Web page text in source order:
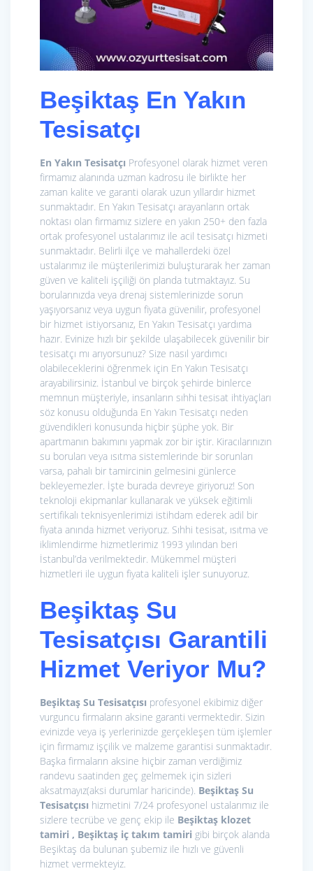
Beşiktaş En Yakın
Tesisatçı
En Yakın Tesisatçı Profesyonel olarak hizmet veren
firmamız alanında uzman kadrosu ile birlikte her
zaman kalite ve garanti olarak uzun yıllardır hizmet
sunmaktadır. En Yakın Tesisatçı arayanların ortak
noktası olan firmamız sizlere en yakın 250+ den fazla
ortak profesyonel ustalarımız ile acil tesisatçı hizmeti
sunmaktadır. Belirli ilçe ve mahallerdeki özel
ustalarımız ile müşterilerimizi buluşturarak her zaman
güven ve kaliteli işçiliği ön planda tutmaktayız. Su
borularınızda veya drenaj sistemlerinizde sorun
yaşıyorsanız veya uygun fiyata güvenilir, profesyonel
bir hizmet istiyorsanız, En Yakın Tesisatçı yardıma
hazır. Evinize hızlı bir şekilde ulaşabilecek güvenilir bir
tesisatçı mı arıyorsunuz? Size nasıl yardımcı
olabileceklerini öğrenmek için En Yakın Tesisatçı
arayabilirsiniz. İstanbul ve birçok şehirde binlerce
memnun müşteriyle, insanların sıhhi tesisat ihtiyaçları
söz konusu olduğunda En Yakın Tesisatçı neden
güvendikleri konusunda hiçbir şüphe yok. Bir
apartmanın bakımını yapmak zor bir iştir. Kiracılarınızın
su boruları veya ısıtma sistemlerinde bir sorunları
varsa, pahalı bir tamircinin gelmesini günlerce
bekleyemezler. İşte burada devreye giriyoruz! Son
teknoloji ekipmanlar kullanarak ve yüksek eğitimli
sertifikalı teknisyenlerimizi istihdam ederek adil bir
fiyata anında hizmet veriyoruz. Sıhhi tesisat, ısıtma ve
iklimlendirme hizmetlerimiz 1993 yılından beri
İstanbul’da verilmektedir. Mükemmel müşteri
hizmetleri ile uygun fiyata kaliteli işler sunuyoruz.
Beşiktaş Su
Tesisatçısı Garantili
Hizmet Veriyor Mu?
Beşiktaş Su Tesisatçısı profesyonel ekibimiz diğer
vurguncu firmaların aksine garanti vermektedir. Sizin
evinizde veya iş yerlerinizde gerçekleşen tüm işlemler
için firmamız işçilik ve malzeme garantisi sunmaktadır.
Başka firmaların aksine hiçbir zaman verdiğimiz
randevu saatinden geç gelmemek için sizleri
aksatmayız(aksi durumlar haricinde). Beşiktaş Su
Tesisatçısı hizmetini 7/24 profesyonel ustalarımız ile
sizlere tecrübe ve genç ekip ile Beşiktaş klozet
tamiri , Beşiktaş iç takım tamiri gibi birçok alanda
Beşiktaş da bulunan şubemiz ile hızlı ve güvenli
hizmet vermekteyiz.